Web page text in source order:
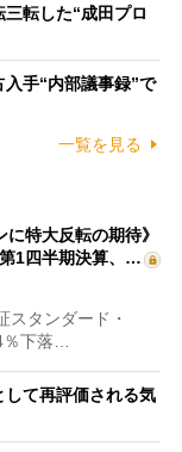
三転した“成田プロ
入手“内部議事録”で
一覧を見る
に特大反転の期待》
1四半期決算、…
タンダード・
％下落…
て再評価される気